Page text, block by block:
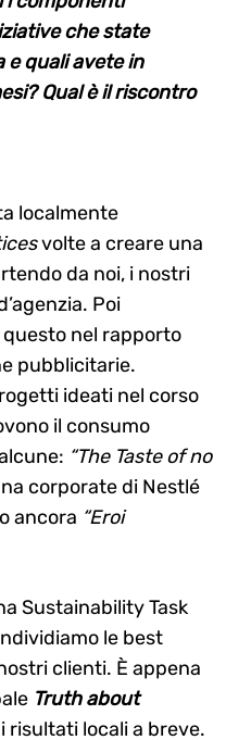
che state
e quali avete in
Qual è il riscontro
localmente
volte a creare una
da noi, i nostri
Poi
nel rapporto
pubblicitarie.
ideati nel corso
il consumo
“The Taste of no
corporate di Nestlé
ancora “Eroi
Sustainability Task
le best
clienti. È appena
Truth about
risultati locali a breve.